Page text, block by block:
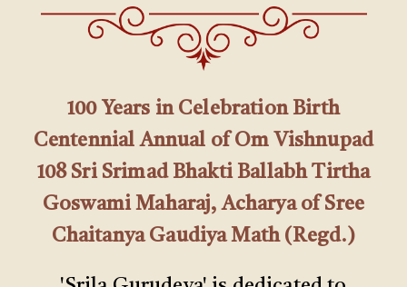
100 Years in Celebration Birth
Centennial Annual of Om Vishnupad
108 Sri Srimad Bhakti Ballabh Tirtha
Goswami Maharaj, Acharya of Sree
Chaitanya Gaudiya Math (Regd.)